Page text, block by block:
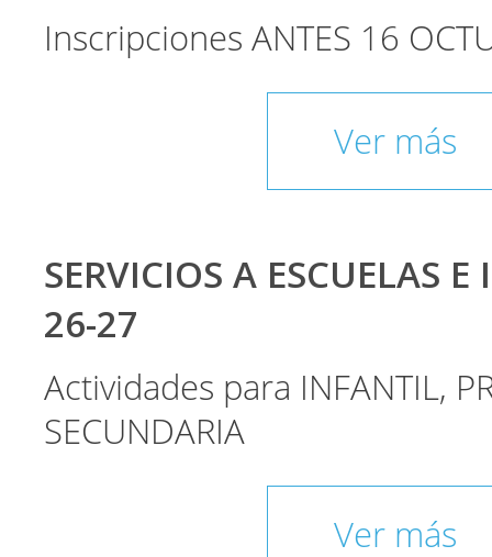
Inscripciones ANTES 16
Ver más
SERVICIOS A ESCUELAS
26-27
Actividades para INFANTIL,
SECUNDARIA
Ver más